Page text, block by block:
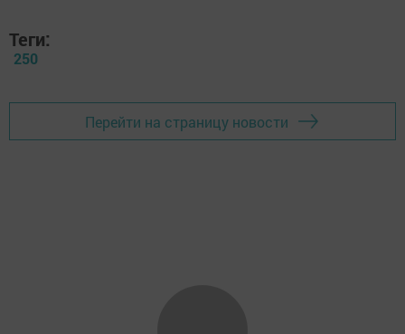
Теги:
250
Перейти на страницу новости